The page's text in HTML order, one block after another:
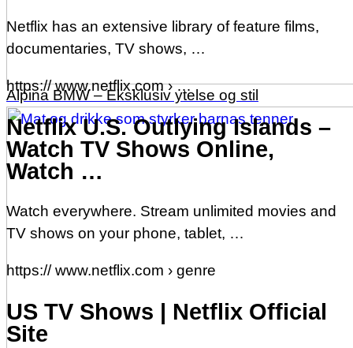
Alpina BMW – Eksklusiv ytelse og stil
Netflix has an extensive library of feature films,
documentaries, TV shows, …
https:// www.netflix.com › …
Netflix U.S. Outlying Islands –
Watch TV Shows Online,
Watch …
Watch everywhere. Stream unlimited movies and
TV shows on your phone, tablet, …
https:// www.netflix.com › genre
US TV Shows | Netflix Official
Site